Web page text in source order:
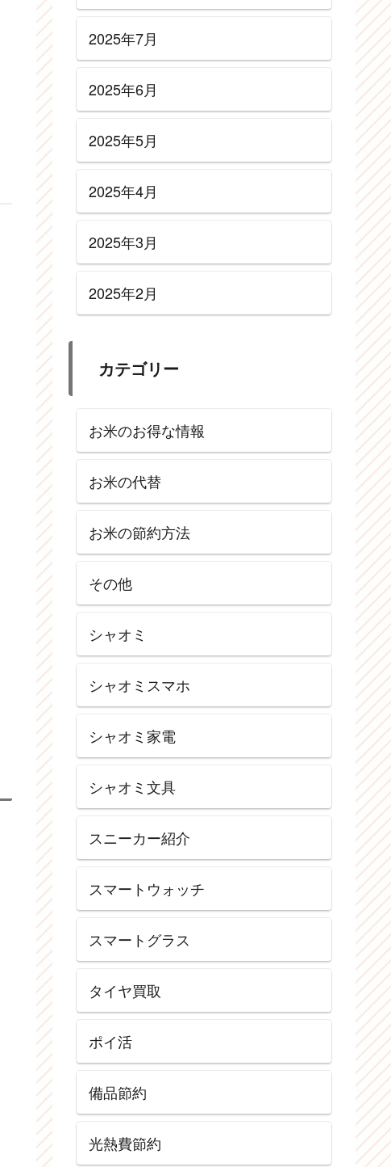
2025年7月
2025年6月
2025年5月
2025年4月
2025年3月
2025年2月
カテゴリー
お米のお得な情報
お米の代替
お米の節約方法
その他
シャオミ
シャオミスマホ
シャオミ家電
シャオミ文具
スニーカー紹介
スマートウォッチ
スマートグラス
タイヤ買取
ポイ活
備品節約
光熱費節約